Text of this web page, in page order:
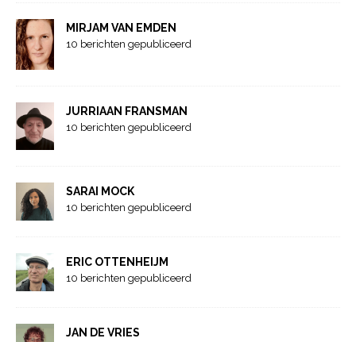
MIRJAM VAN EMDEN
10 berichten gepubliceerd
JURRIAAN FRANSMAN
10 berichten gepubliceerd
SARAI MOCK
10 berichten gepubliceerd
ERIC OTTENHEIJM
10 berichten gepubliceerd
JAN DE VRIES